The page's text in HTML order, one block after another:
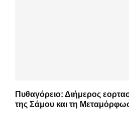
Πυθαγόρειο: Διήμερος
της Σάμου και τη